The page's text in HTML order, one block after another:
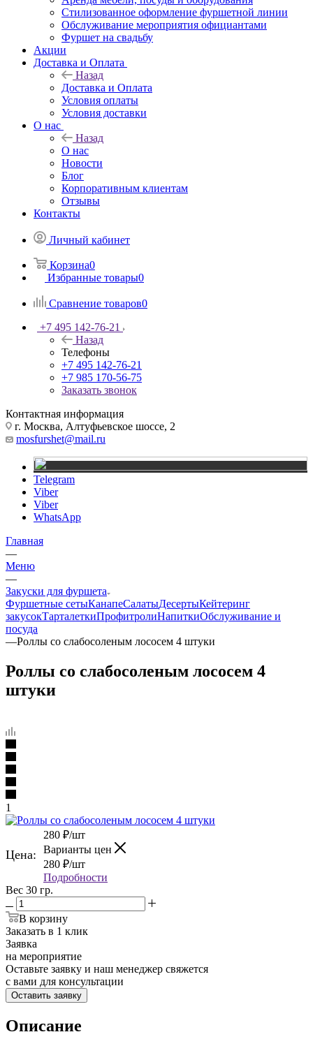
Стилизованное оформление фуршетной линии
Обслуживание мероприятия официантами
Фуршет на свадьбу
Акции
Доставка и Оплата
Назад
Доставка и Оплата
Условия оплаты
Условия доставки
О нас
Назад
О нас
Новости
Блог
Корпоративным клиентам
Отзывы
Контакты
Личный кабинет
Корзина0
Избранные товары0
Сравнение товаров0
+7 495 142-76-21
Назад
Телефоны
+7 495 142-76-21
+7 985 170-56-75
Заказать звонок
Контактная информация
г. Москва, Алтуфьевское шоссе, 2
mosfurshet@mail.ru
Telegram
Viber
Viber
WhatsApp
Главная
—
Меню
—
Закуски для фуршета
Фуршетные сетыКанапеСалатыДесертыКейтеринг
закусокТарталеткиПрофитролиНапиткиОбслуживание и
посуда
—Роллы со слабосоленым лососем 4 штуки
Роллы со слабосоленым лососем 4
штуки
1
Цена:
280 ₽/шт
Варианты цен
280 ₽/шт
Подробности
Вес 30 гр.
В корзину
Заказать в 1 клик
Заявка
на мероприятие
Оставьте заявку и наш менеджер свяжется
с вами для консультации
Оставить заявку
Описание